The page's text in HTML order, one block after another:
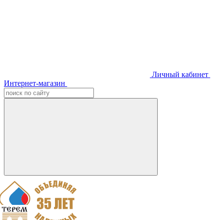
Личный кабинет
Интернет-магазин